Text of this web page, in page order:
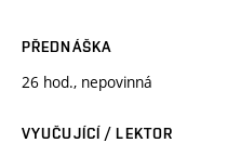
PŘEDNÁŠKA
26 hod., nepovinná
VYUČUJÍCÍ / LEKTOR